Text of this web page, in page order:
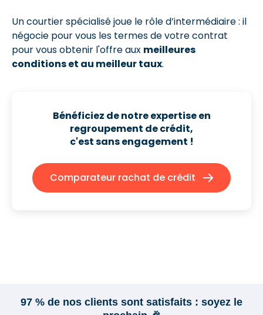
Un courtier spécialisé joue le rôle d’intermédiaire : il
négocie pour vous les termes de votre contrat
pour vous obtenir l'offre aux meilleures
conditions et au meilleur taux.
Bénéficiez de notre expertise en
regroupement de crédit,
c'est sans engagement !
Comparateur rachat de crédit